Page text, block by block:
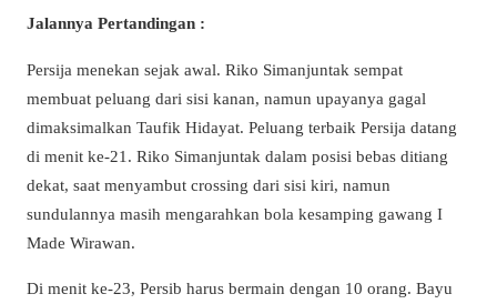
Jalannya Pertandingan :
Persija menekan sejak awal. Riko Simanjuntak sempat
membuat peluang dari sisi kanan, namun upayanya gagal
dimaksimalkan Taufik Hidayat. Peluang terbaik Persija datang
di menit ke-21. Riko Simanjuntak dalam posisi bebas ditiang
dekat, saat menyambut crossing dari sisi kiri, namun
sundulannya masih mengarahkan bola kesamping gawang I
Made Wirawan.
Di menit ke-23, Persib harus bermain dengan 10 orang. Bayu